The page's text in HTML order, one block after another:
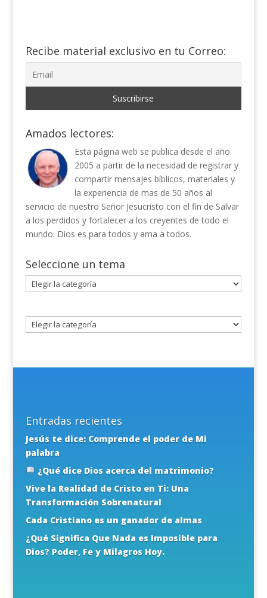
Recibe material exclusivo en tu Correo:
Amados lectores:
Esta página web se publica desde el año
2005 a partir de la necesidad de registrar y
compartir mensajes bíblicos, materiales y
la experiencia de mas de 50 años al
servicio de nuestro Señor Jesucristo con el fin de Salvar
a los perdidos y fortalecer a los creyentes de todo el
mundo. Dios es para todos y ama a todos.
Seleccione un tema
Seleccione
un
Entradas recientes
Jesús te dice: Comprende el poder de Mi
palabra
¿Qué dice Dios acerca del matrimonio?
Vive la Realidad de Cristo en Ti: Una
Transformación Sobrenatural
Cada Cristiano es un ganador de almas
¿Qué Significa Que Nada es Imposible para
Dios? Poder, Fe y Milagros Hoy.